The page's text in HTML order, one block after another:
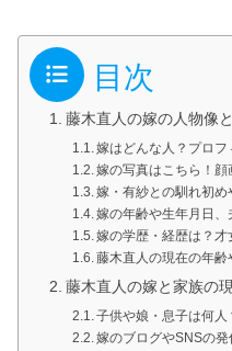
目次
藤木直人の嫁の人物像
嫁はどんな人？プロフ
嫁の写真はこちら！
嫁・有紗との馴れ初め
嫁の年齢や生年月日、
嫁の学歴・経歴は？
藤木直人の現在の年
藤木直人の嫁と家族の
子供や娘・息子は何人
嫁のブログやSNSの発